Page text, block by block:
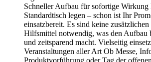
Schneller Aufbau für sofortige Wirkung
Standardtisch legen – schon ist Ihr
einsatzbereit. Es sind keine
Hilfsmittel notwendig, was den Aufbau
und zeitsparend macht. Vielseitig
Veranstaltungen aller Art Ob Messe,